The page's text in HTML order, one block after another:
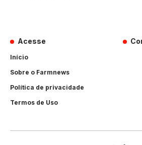
Acesse
Início
Sobre o Farmnews
Política de privacidade
Termos de Uso